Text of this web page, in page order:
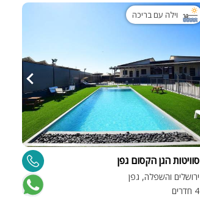
וילה עם בריכה
סוויטות הגן הקסום גפן
ירושלים והשפלה, גפן
4 חדרים